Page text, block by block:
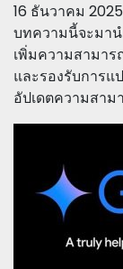
16 ธันวาคม 2025
บทความนี้จะมาน
เพิ่มความสามาร
และรองรับการแ
อัปเดตความสาม